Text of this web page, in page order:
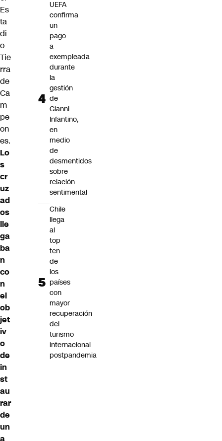
Es
ta
di
o
Tie
rra
de
Ca
m
pe
on
es.
Lo
s
cr
uz
ad
os
lle
ga
ba
n
co
n
el
ob
jet
iv
o
de
in
st
au
rar
de
un
a
UEFA
confirma
un
pago
a
exempleada
durante
la
gestión
de
Gianni
Infantino,
en
medio
de
desmentidos
sobre
relación
sentimental
Chile
llega
al
top
ten
de
los
países
con
mayor
recuperación
del
turismo
internacional
postpandemia